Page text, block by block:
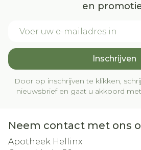
en
Inschrijven
Door op inschrijven te klikken,
nieuwsbrief en gaat u akkoord
Neem contact met ons
Apotheek Hellinx